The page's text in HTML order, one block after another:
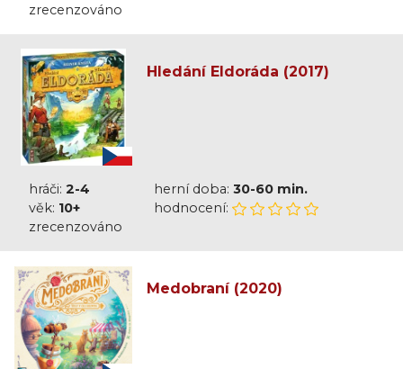
zrecenzováno
Hledání Eldoráda (2017)
hráči: 2-4 herní doba: 30-60 min.
věk: 10+
hodnocení:
zrecenzováno
Medobraní (2020)